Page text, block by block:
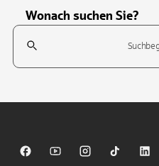
Wonach suchen Sie?
Suchfeld
Sparkasse auf Facebook
Sparkasse auf Youtube
Sparkasse auf
Sparkasse